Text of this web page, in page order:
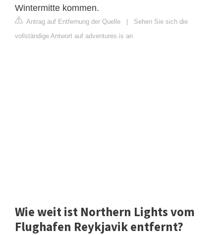
Wintermitte kommen.
Antrag auf Entfernung der Quelle | Sehen Sie sich die
vollständige Antwort auf adventures.is an
Wie weit ist Northern Lights vom
Flughafen Reykjavik entfernt?